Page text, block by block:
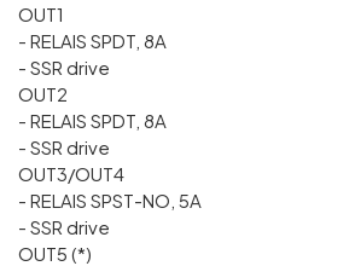
OUT1
- RELAIS SPDT, 8A
- SSR drive
OUT2
- RELAIS SPDT, 8A
- SSR drive
OUT3/OUT4
- RELAIS SPST-NO, 5A
- SSR drive
OUT5 (*)